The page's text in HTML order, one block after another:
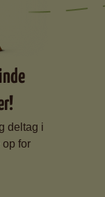
deltag i
op for